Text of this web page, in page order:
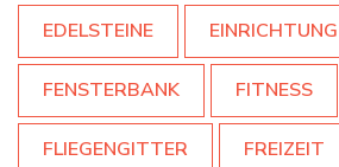
EDELSTEINE EINRICHTUNG
FENSTERBANK FITNESS
FLIEGENGITTER FREIZEIT